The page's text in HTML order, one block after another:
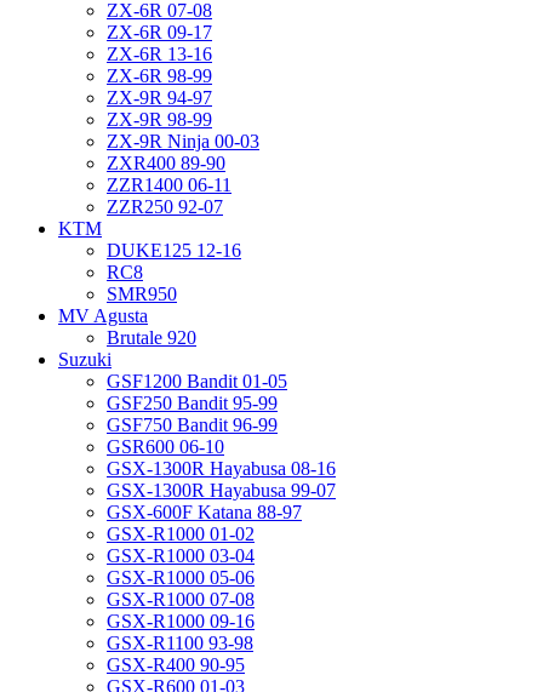
ZX-6R 07-08
ZX-6R 09-17
ZX-6R 13-16
ZX-6R 98-99
ZX-9R 94-97
ZX-9R 98-99
ZX-9R Ninja 00-03
ZXR400 89-90
ZZR1400 06-11
ZZR250 92-07
KTM
DUKE125 12-16
RC8
SMR950
MV Agusta
Brutale 920
Suzuki
GSF1200 Bandit 01-05
GSF250 Bandit 95-99
GSF750 Bandit 96-99
GSR600 06-10
GSX-1300R Hayabusa 08-16
GSX-1300R Hayabusa 99-07
GSX-600F Katana 88-97
GSX-R1000 01-02
GSX-R1000 03-04
GSX-R1000 05-06
GSX-R1000 07-08
GSX-R1000 09-16
GSX-R1100 93-98
GSX-R400 90-95
GSX-R600 01-03